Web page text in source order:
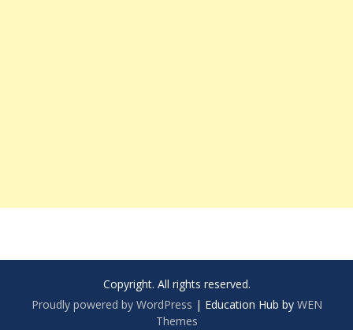
Copyright. All rights reserved.
Proudly powered by WordPress | Education Hub by WEN
Themes